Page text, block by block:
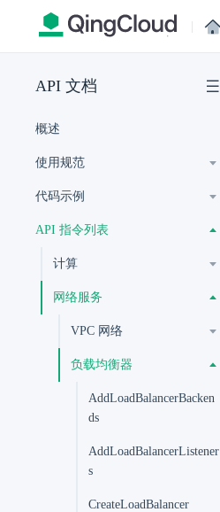
|
API 文档
概述
使用规范
代码示例
API 指令列表
计算
网络服务
VPC 网络
负载均衡器
AddLoadBalancerBacken
ds
AddLoadBalancerListener
s
CreateLoadBalancer